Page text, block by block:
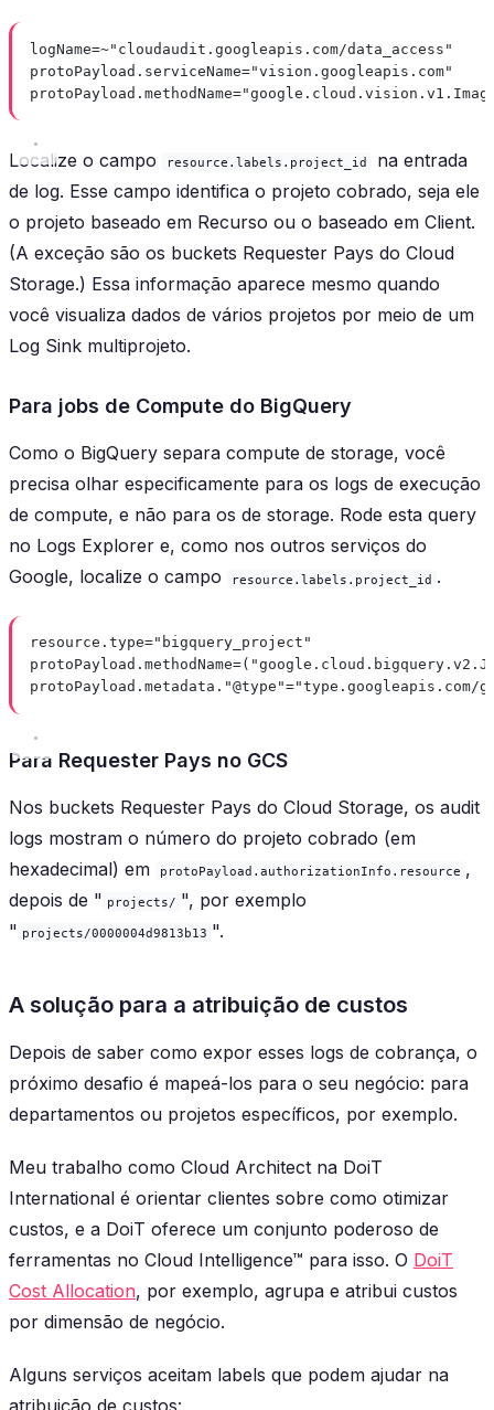
logName=~"cloudaudit.googleapis.com/data_access"
protoPayload.serviceName="vision.googleapis.com"
Localize o campo resource.labels.project_id
na entrada
de log. Esse campo identifica o projeto cobrado, seja ele
o projeto baseado em Recurso ou o baseado em Client.
(A exceção são os buckets Requester Pays do Cloud
Storage.) Essa informação aparece mesmo quando
você visualiza dados de vários projetos por meio de um
Log Sink multiprojeto.
Para jobs de Compute do BigQuery
Como o BigQuery separa compute de storage, você
precisa olhar especificamente para os logs de execução
de compute, e não para os de storage. Rode esta query
no Logs Explorer e, como nos outros serviços do
Google, localize o campo
resource.labels.project_id .
resource.type="bigquery_project"
Para Requester Pays no GCS
Nos buckets Requester Pays do Cloud Storage, os audit
logs mostram o número do projeto cobrado (em
hexadecimal) em
protoPayload.authorizationInfo.resource ,
depois de " projects/ ", por exemplo
" projects/0000004d9813b13 ".
A solução para a atribuição de custos
Depois de saber como expor esses logs de cobrança, o
próximo desafio é mapeá-los para o seu negócio: para
departamentos ou projetos específicos, por exemplo.
Meu trabalho como Cloud Architect na DoiT
International é orientar clientes sobre como otimizar
custos, e a DoiT oferece um conjunto poderoso de
ferramentas no Cloud Intelligence™ para isso. O DoiT
Cost Allocation, por exemplo, agrupa e atribui custos
por dimensão de negócio.
Alguns serviços aceitam labels que podem ajudar na
atribuição de custos: